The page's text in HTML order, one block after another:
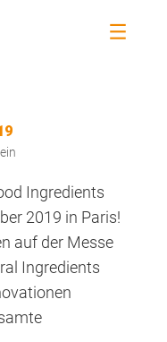
Ingredients
2019 in Paris!
auf der Messe
Ingredients